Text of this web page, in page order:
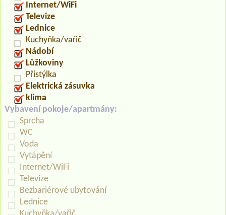
Internet/WiFi
Televize
Lednice
Kuchyňka/vařič
Nádobí
Lůžkoviny
Přistýlka
Elektrická zásuvka
klima
Vybavení pokoje/apartmány:
Sprcha
WC
Voda
Vytápění
Internet/WiFi
Televize
Bezbariérové ubytování
Lednice